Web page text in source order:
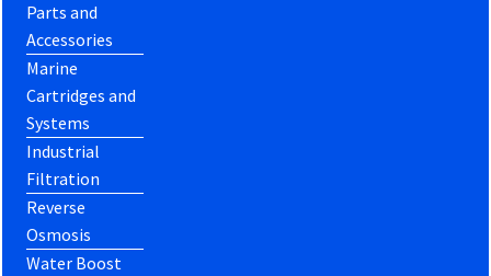
Parts and
Accessories
Marine
Cartridges and
Systems
Industrial
Filtration
Reverse
Osmosis
Water Boost